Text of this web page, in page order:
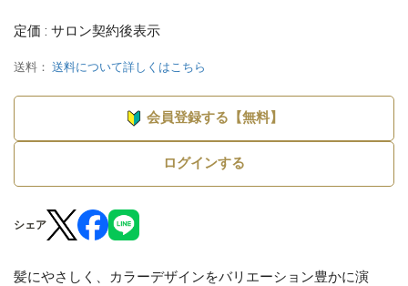
定価 : サロン契約後表示
送料： 送料について詳しくはこちら
会員登録する【無料】
ログインする
シェア
髪にやさしく、カラーデザインをバリエーション豊かに演